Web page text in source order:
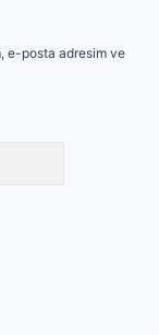
e-posta adresim ve